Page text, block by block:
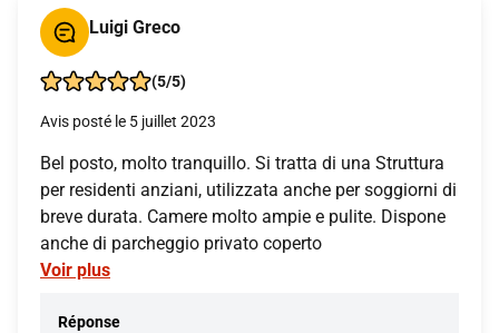
Luigi Greco
(5/5)
Avis posté le 5 juillet 2023
Bel posto, molto tranquillo. Si tratta di una Struttura
per residenti anziani, utilizzata anche per soggiorni di
breve durata. Camere molto ampie e pulite. Dispone
anche di parcheggio privato coperto
Voir plus
Réponse